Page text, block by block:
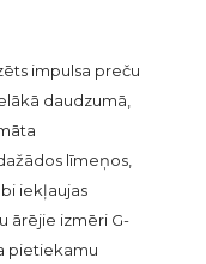
impulsa preču
daudzumā,
līmeņos,
iekļaujas
ārējie izmēri G-
pietiekamu